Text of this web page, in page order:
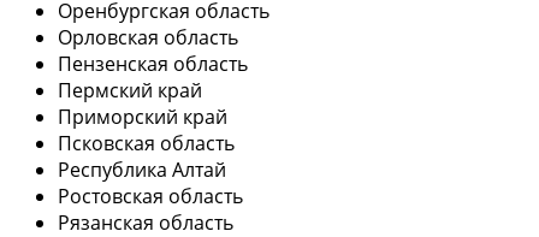
Оренбургская область
Орловская область
Пензенская область
Пермский край
Приморский край
Псковская область
Республика Алтай
Ростовская область
Рязанская область